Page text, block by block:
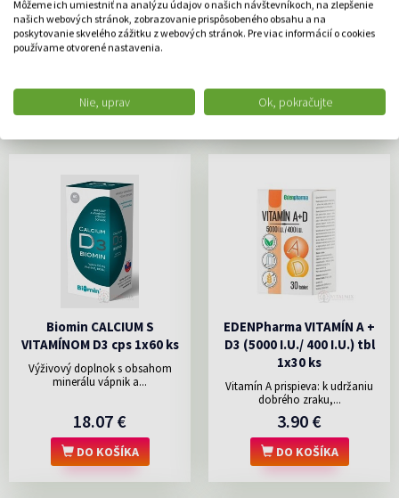
Môžeme ich umiestniť na analýzu údajov o našich návštevníkoch, na zlepšenie
našich webových stránok, zobrazovanie prispôsobeného obsahu a na
poskytovanie skvelého zážitku z webových stránok. Pre viac informácií o cookies
používame otvorené nastavenia.
Nie, uprav Ok, pokračujte
Výživový doplnok Vitamín
D3prispieva: k správnemu
vstrebávaniu/využitiu...
DO KOŠÍKA
Výživový doplnok s obsahom
minerálu vápnik a...
DO KOŠÍKA
Biomin CALCIUM S
VITAMÍNOM D3 cps 1x60 ks
Výživový doplnok s obsahom
minerálu vápnik a...
18.07 €
DO KOŠÍKA
EDENPharma VITAMÍN A +
D3 (5000 I.U./ 400 I.U.) tbl
1x30 ks
Vitamín A prispieva: k udržaniu
dobrého zraku,...
3.90 €
DO KOŠÍKA